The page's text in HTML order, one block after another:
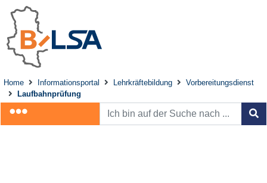
Home Informationsportal Lehrkräftebildung
Vorbereitungsdienst
Laufbahnprüfung